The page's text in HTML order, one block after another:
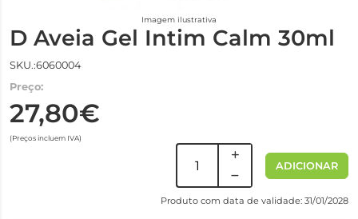
Imagem ilustrativa
D Aveia Gel Intim Calm 30ml
SKU.:6060004
Preço:
27,80€
(Preços incluem IVA)
ADICIONAR
Produto com data de validade: 31/01/2028